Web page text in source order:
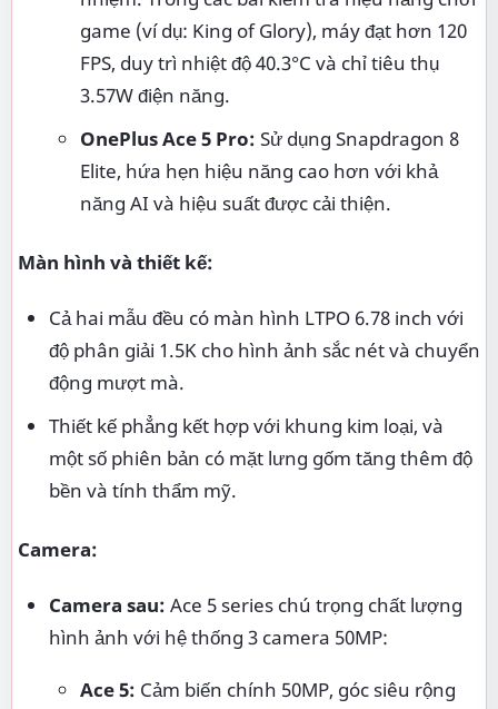
game (ví dụ: King of Glory), máy đạt hơn 120
FPS, duy trì nhiệt độ 40.3°C và chỉ tiêu thụ
3.57W điện năng.
OnePlus Ace 5 Pro: Sử dụng Snapdragon 8
Elite, hứa hẹn hiệu năng cao hơn với khả
năng AI và hiệu suất được cải thiện.
Màn hình và thiết kế:
Cả hai mẫu đều có màn hình LTPO 6.78 inch với
độ phân giải 1.5K cho hình ảnh sắc nét và chuyển
động mượt mà.
Thiết kế phẳng kết hợp với khung kim loại, và
một số phiên bản có mặt lưng gốm tăng thêm độ
bền và tính thẩm mỹ.
Camera:
Camera sau: Ace 5 series chú trọng chất lượng
hình ảnh với hệ thống 3 camera 50MP:
Ace 5: Cảm biến chính 50MP, góc siêu rộng